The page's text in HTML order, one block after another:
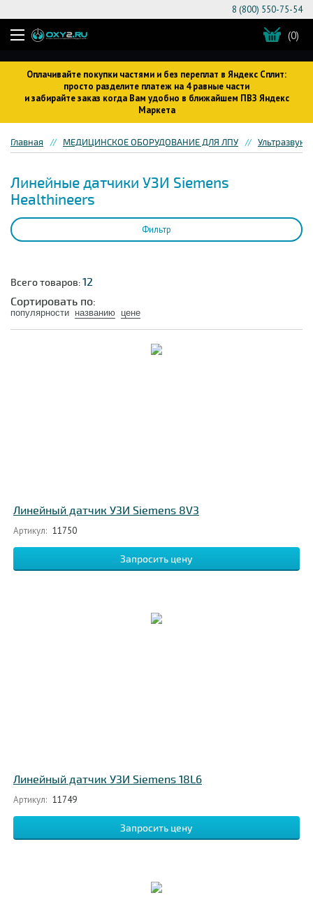
Оплачивайте покупки частями и без переплат в Яндекс Сплит:
просто разделите платеж на 4 равные части
и забирайте заказ когда Вам удобно в ближайшем ПВЗ Яндекс
Маркета
8 (800) 550-75-54
(0)
Главная МЕДИЦИНСКОЕ ОБОРУДОВАНИЕ ДЛЯ ЛПУ
Линейные датчики УЗИ Siemens
Healthineers
Фильтр
Всего товаров:12
Сортировать по:
популярности названию цене
Линейный датчик УЗИ Siemens 8V3
Артикул: 11750
Запросить цену
Линейный датчик УЗИ Siemens 18L6
Артикул: 11749
Запросить цену